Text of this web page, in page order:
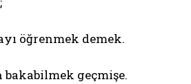
öğrenmek demek.
bakabilmek geçmişe.